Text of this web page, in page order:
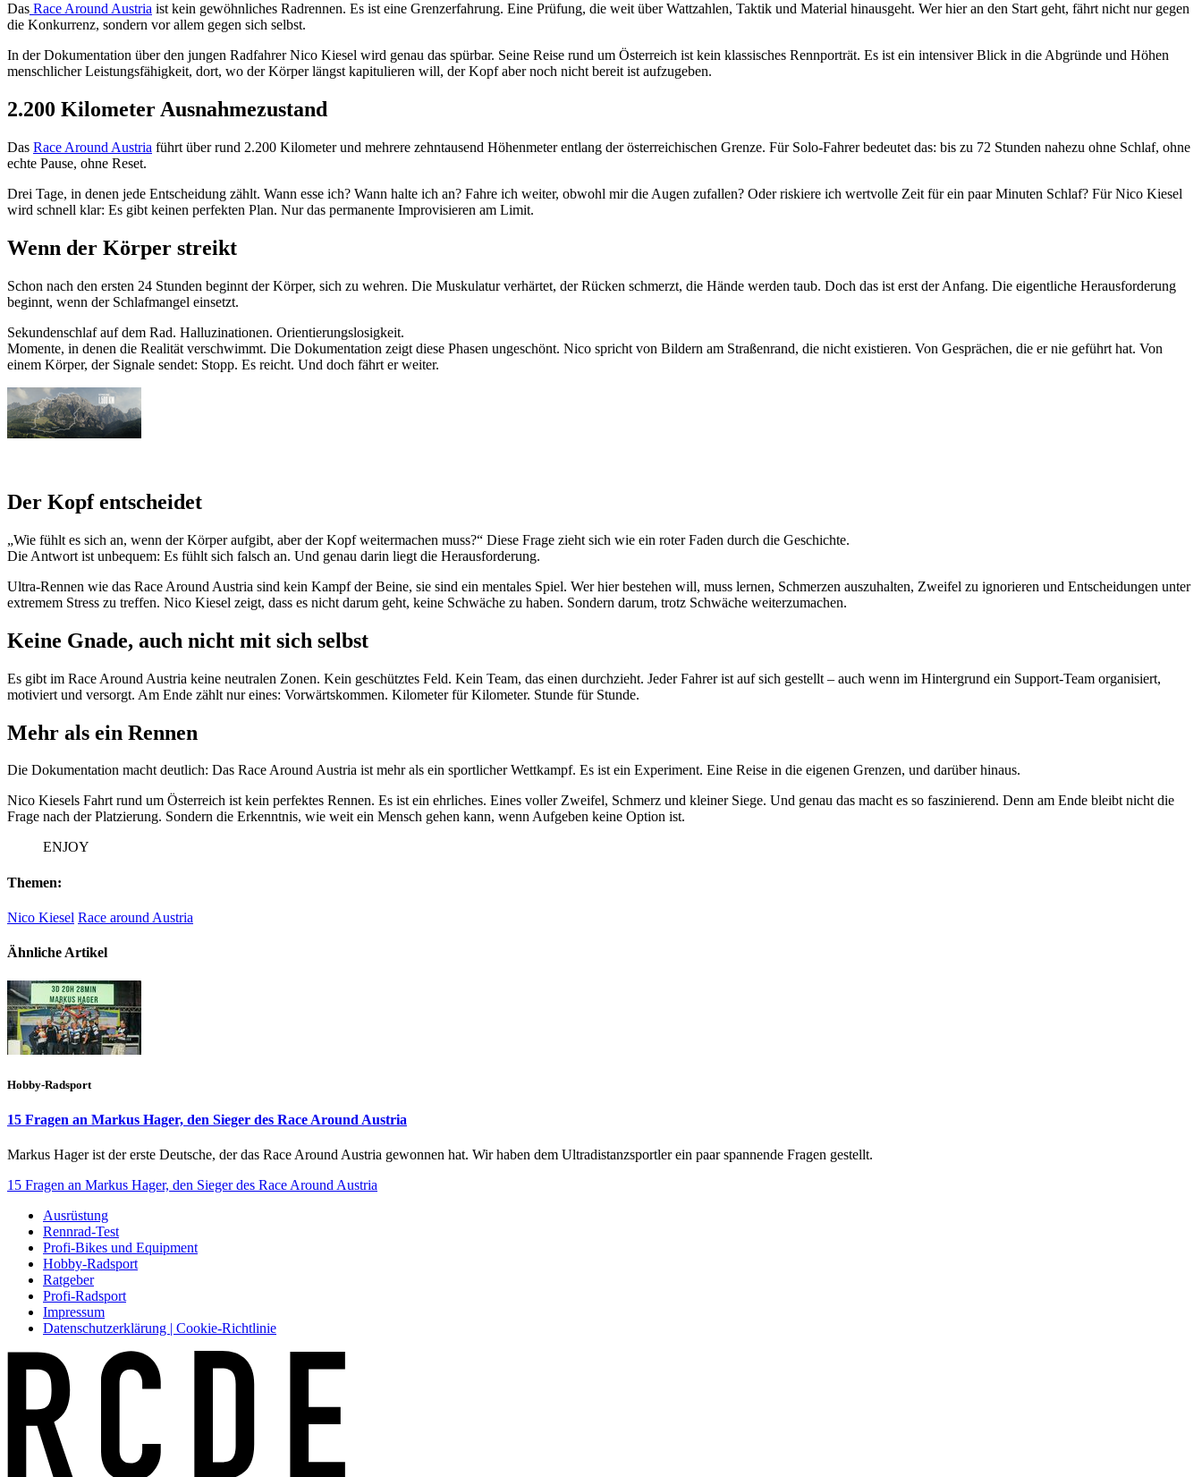
Das Race Around Austria ist kein gewöhnliches Radrennen. Es ist eine Grenzerfahrung. Eine Prüfung, die weit über Wattzahlen, Taktik und Material hinausgeht. Wer hier an den Start geht, fährt nicht nur gegen
die Konkurrenz, sondern vor allem gegen sich selbst.
In der Dokumentation über den jungen Radfahrer Nico Kiesel wird genau das spürbar. Seine Reise rund um Österreich ist kein klassisches Rennporträt. Es ist ein intensiver Blick in die Abgründe und Höhen
menschlicher Leistungsfähigkeit, dort, wo der Körper längst kapitulieren will, der Kopf aber noch nicht bereit ist aufzugeben.
2.200 Kilometer Ausnahmezustand
Das Race Around Austria führt über rund 2.200 Kilometer und mehrere zehntausend Höhenmeter entlang der österreichischen Grenze. Für Solo-Fahrer bedeutet das: bis zu 72 Stunden nahezu ohne Schlaf, ohne
echte Pause, ohne Reset.
Drei Tage, in denen jede Entscheidung zählt. Wann esse ich? Wann halte ich an? Fahre ich weiter, obwohl mir die Augen zufallen? Oder riskiere ich wertvolle Zeit für ein paar Minuten Schlaf? Für Nico Kiesel
wird schnell klar: Es gibt keinen perfekten Plan. Nur das permanente Improvisieren am Limit.
Wenn der Körper streikt
Schon nach den ersten 24 Stunden beginnt der Körper, sich zu wehren. Die Muskulatur verhärtet, der Rücken schmerzt, die Hände werden taub. Doch das ist erst der Anfang. Die eigentliche Herausforderung
beginnt, wenn der Schlafmangel einsetzt.
Sekundenschlaf auf dem Rad. Halluzinationen. Orientierungslosigkeit.
Momente, in denen die Realität verschwimmt. Die Dokumentation zeigt diese Phasen ungeschönt. Nico spricht von Bildern am Straßenrand, die nicht existieren. Von Gesprächen, die er nie geführt hat. Von
einem Körper, der Signale sendet: Stopp. Es reicht. Und doch fährt er weiter.
Der Kopf entscheidet
„Wie fühlt es sich an, wenn der Körper aufgibt, aber der Kopf weitermachen muss?“ Diese Frage zieht sich wie ein roter Faden durch die Geschichte.
Die Antwort ist unbequem: Es fühlt sich falsch an. Und genau darin liegt die Herausforderung.
Ultra-Rennen wie das Race Around Austria sind kein Kampf der Beine, sie sind ein mentales Spiel. Wer hier bestehen will, muss lernen, Schmerzen auszuhalten, Zweifel zu ignorieren und Entscheidungen unter
extremem Stress zu treffen. Nico Kiesel zeigt, dass es nicht darum geht, keine Schwäche zu haben. Sondern darum, trotz Schwäche weiterzumachen.
Keine Gnade, auch nicht mit sich selbst
Es gibt im Race Around Austria keine neutralen Zonen. Kein geschütztes Feld. Kein Team, das einen durchzieht. Jeder Fahrer ist auf sich gestellt – auch wenn im Hintergrund ein Support-Team organisiert,
motiviert und versorgt. Am Ende zählt nur eines: Vorwärtskommen. Kilometer für Kilometer. Stunde für Stunde.
Mehr als ein Rennen
Die Dokumentation macht deutlich: Das Race Around Austria ist mehr als ein sportlicher Wettkampf. Es ist ein Experiment. Eine Reise in die eigenen Grenzen, und darüber hinaus.
Nico Kiesels Fahrt rund um Österreich ist kein perfektes Rennen. Es ist ein ehrliches. Eines voller Zweifel, Schmerz und kleiner Siege. Und genau das macht es so faszinierend. Denn am Ende bleibt nicht die
Frage nach der Platzierung. Sondern die Erkenntnis, wie weit ein Mensch gehen kann, wenn Aufgeben keine Option ist.
ENJOY
Themen:
Nico Kiesel Race around Austria
Ähnliche Artikel
Hobby-Radsport
15 Fragen an Markus Hager, den Sieger des Race Around Austria
Markus Hager ist der erste Deutsche, der das Race Around Austria gewonnen hat. Wir haben dem Ultradistanzsportler ein paar spannende Fragen gestellt.
15 Fragen an Markus Hager, den Sieger des Race Around Austria
Ausrüstung
Rennrad-Test
Profi-Bikes und Equipment
Hobby-Radsport
Ratgeber
Profi-Radsport
Impressum
Datenschutzerklärung | Cookie-Richtlinie